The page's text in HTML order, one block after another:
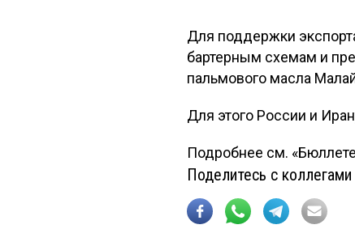
Для поддержки
бартерным схемам и
пальмового масла
Для этого России и
Подробнее см.
Поделитесь с коллегами